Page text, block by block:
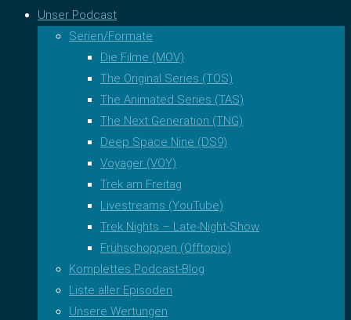
Unser Podcast
Serien/Formate
Die Filme (MOV)
The Original Series (TOS)
The Animated Series (TAS)
The Next Generation (TNG)
Deep Space Nine (DS9)
Voyager (VOY)
Trek am Freitag
Livestreams (YouTube)
Trek Nights – Late-Night-Show
Frühschoppen (Offtopic)
Komplettes Podcast-Blog
Liste aller Episoden
Unsere Wertungen